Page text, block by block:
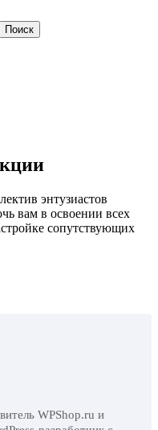
энтузиастов
вам в освоении всех
сопутствующих
WPShop.ru и